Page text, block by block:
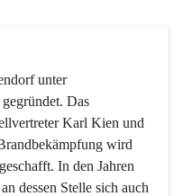
unter
Das
Karl Kien und
wird
In den Jahren
dessen Stelle sich auch